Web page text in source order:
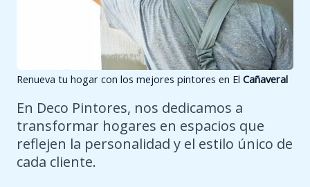
Renueva tu hogar con los mejores pintores en El Cañaveral
En Deco Pintores, nos dedicamos a
transformar hogares en espacios que
reflejen la personalidad y el estilo único de
cada cliente.